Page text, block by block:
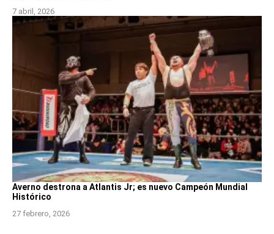
7 abril, 2026
Averno destrona a Atlantis Jr; es nuevo Campeón Mundial
Histórico
27 febrero, 2026